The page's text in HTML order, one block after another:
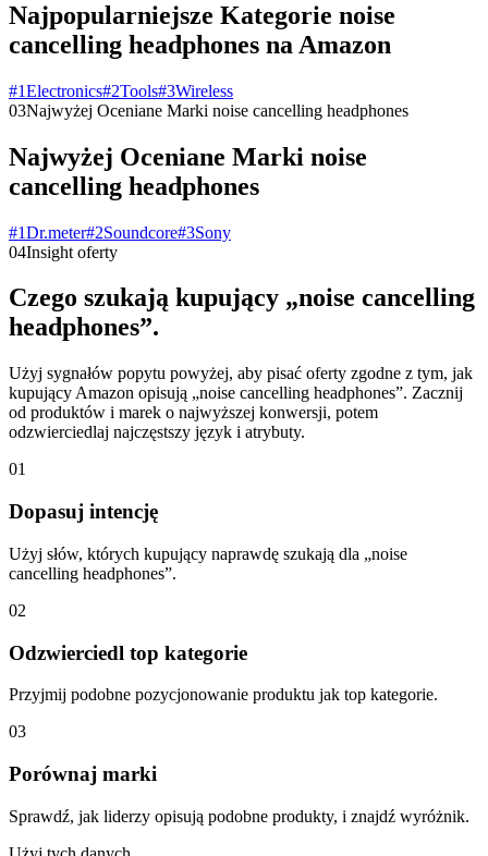
Najpopularniejsze Kategorie noise
cancelling headphones na Amazon
#1Electronics#2Tools#3Wireless
03Najwyżej Oceniane Marki noise cancelling headphones
Najwyżej Oceniane Marki noise
cancelling headphones
#1Dr.meter#2Soundcore#3Sony
04Insight oferty
Czego szukają kupujący „noise cancelling
headphones”.
Użyj sygnałów popytu powyżej, aby pisać oferty zgodne z tym, jak
kupujący Amazon opisują „noise cancelling headphones”. Zacznij
od produktów i marek o najwyższej konwersji, potem
odzwierciedlaj najczęstszy język i atrybuty.
01
Dopasuj intencję
Użyj słów, których kupujący naprawdę szukają dla „noise
cancelling headphones”.
02
Odzwierciedl top kategorie
Przyjmij podobne pozycjonowanie produktu jak top kategorie.
03
Porównaj marki
Sprawdź, jak liderzy opisują podobne produkty, i znajdź wyróżnik.